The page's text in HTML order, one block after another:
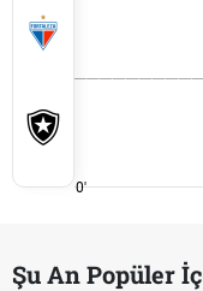
0'
Şu An Popüler